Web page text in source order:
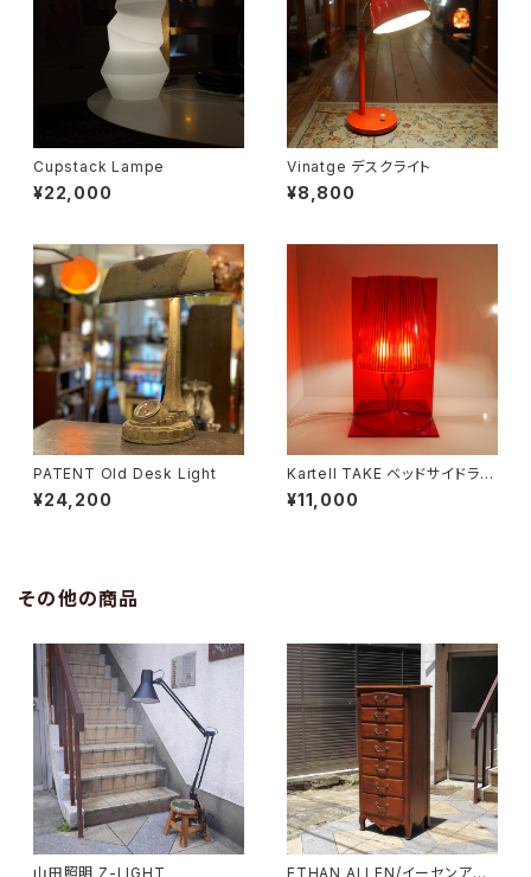
Cupstack Lampe
¥22,000
Vinatge デスクライト
¥8,800
PATENT Old Desk Light
¥24,200
Kartell TAKE ベッドサイドラン
プ
¥11,000
その他の商品
山田照明 Z-LIGHT
ETHAN ALLEN/イーセンアー